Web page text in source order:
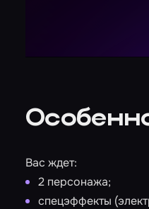
Вас ждет:
2 персонажа;
cпецэффекты